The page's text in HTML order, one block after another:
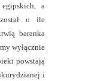
a
o ile
baranka
wyłącznie
powstają
i